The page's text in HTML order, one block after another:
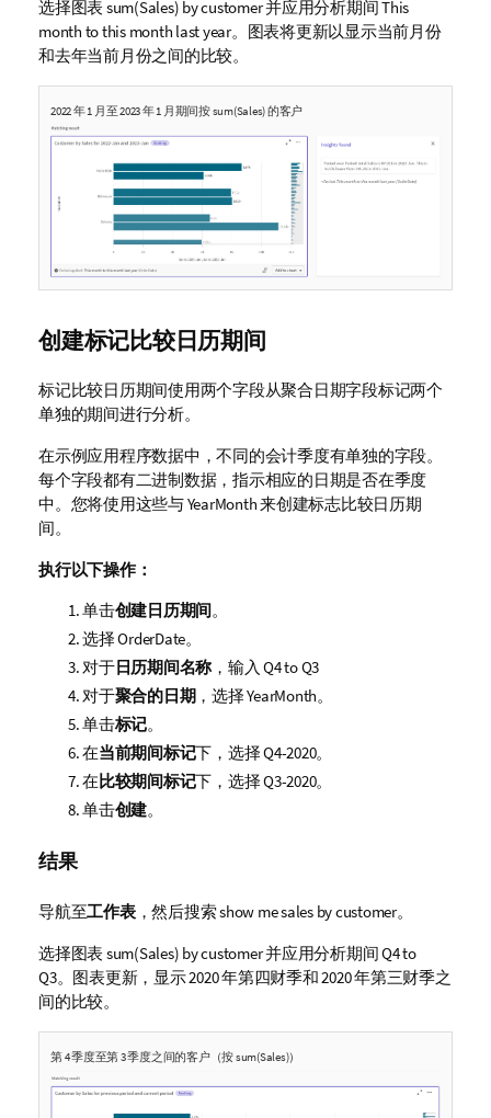
选择图表sum(Sales) by customer并应用分析期间This
month to this month last year。图表将更新以显示当前月份
和去年当前月份之间的比较。
2022 年 1 月至 2023 年 1 月期间按 sum(Sales) 的客户
创建标记比较日历期间
标记比较日历期间使用两个字段从聚合日期字段标记两个
单独的期间进行分析。
在示例应用程序数据中，不同的会计季度有单独的字段。
每个字段都有二进制数据，指示相应的日期是否在季度
中。您将使用这些与YearMonth来创建标志比较日历期
间。
执行以下操作：
单击创建日历期间。
选择OrderDate。
对于日历期间名称，输入 Q4 to Q3
对于聚合的日期 ，选择YearMonth。
单击标记。
在当前期间标记下，选择Q4-2020。
在 比较期间标记下，选择Q3-2020。
单击创建。
结果
导航至工作表，然后搜索show me sales by customer。
选择图表sum(Sales) by customer并应用分析期间Q4 to
Q3。图表更新，显示 2020 年第四财季和 2020 年第三财季之
间的比较。
第 4 季度至第 3 季度之间的客户（按 sum(Sales)）